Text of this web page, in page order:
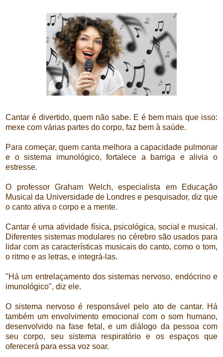
Cantar é divertido, quem não sabe. E é bem mais que isso:
mexe com várias partes do corpo, faz bem à saúde.
Para começar, quem canta melhora a capacidade pulmonar
e o sistema imunológico, fortalece a barriga e alivia o
estresse.
O professor Graham Welch, especialista em Educação
Musical da Universidade de Londres e pesquisador, diz que
o canto ativa o corpo e a mente.
Cantar é uma atividade física, psicológica, social e musical.
Diferentes sistemas modulares no cérebro são usados para
lidar com as características musicais do canto, como o tom,
o ritmo e as letras, e integrá-las.
"Há um entrelaçamento dos sistemas nervoso, endócrino e
imunológico", diz ele.
O sistema nervoso é responsável pelo ato de cantar. Há
também um envolvimento emocional com o som humano,
desenvolvido na fase fetal, e um diálogo da pessoa com
seu corpo, seu sistema respiratório e os espaços que
oferecerá para essa voz soar.